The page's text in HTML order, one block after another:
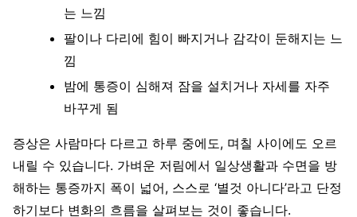
는 느낌
팔이나 다리에 힘이 빠지거나 감각이 둔해지는 느
낌
밤에 통증이 심해져 잠을 설치거나 자세를 자주
바꾸게 됨
증상은 사람마다 다르고 하루 중에도, 며칠 사이에도 오르
내릴 수 있습니다. 가벼운 저림에서 일상생활과 수면을 방
해하는 통증까지 폭이 넓어, 스스로 ‘별것 아니다’라고 단정
하기보다 변화의 흐름을 살펴보는 것이 좋습니다.